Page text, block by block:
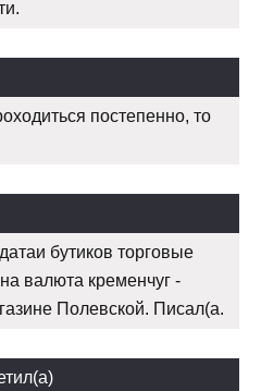
постепенно, то
бутиков торговые
валюта кременчуг -
Полевской. Писал(а.